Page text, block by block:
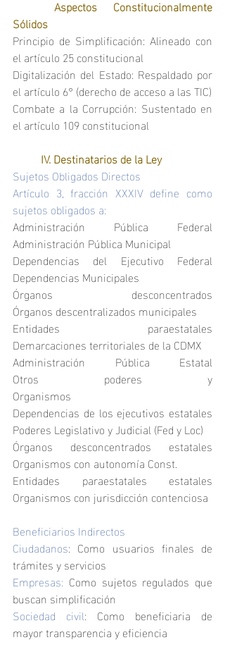
Sólidos
Principio de Simplificación: Alineado con
el artículo 25 constitucional
Digitalización del Estado: Respaldado por
el artículo 6° (derecho de acceso a las TIC)
Combate a la Corrupción: Sustentado en
el artículo 109 constitucional
	IV. Destinatarios de la Ley
Sujetos Obligados Directos
Artículo 3, fracción XXXIV define como
sujetos obligados a:
Administración Pública Federal
Administración Pública Municipal
Dependencias del Ejecutivo Federal
Dependencias Municipales
Órganos desconcentrados
Órganos descentralizados municipales
Entidades paraestatales
Demarcaciones territoriales de la CDMX
Administración Pública Estatal
Otros poderes y
Organismos
Dependencias de los ejecutivos estatales
Poderes Legislativo y Judicial (Fed y Loc)
Órganos desconcentrados estatales
Organismos con autonomía Const.
Entidades paraestatales estatales
Organismos con jurisdicción contenciosa
Beneficiarios Indirectos
Ciudadanos: Como usuarios finales de
trámites y servicios
Empresas: Como sujetos regulados que
buscan simplificación
Sociedad civil: Como beneficiaria de
mayor transparencia y eficiencia